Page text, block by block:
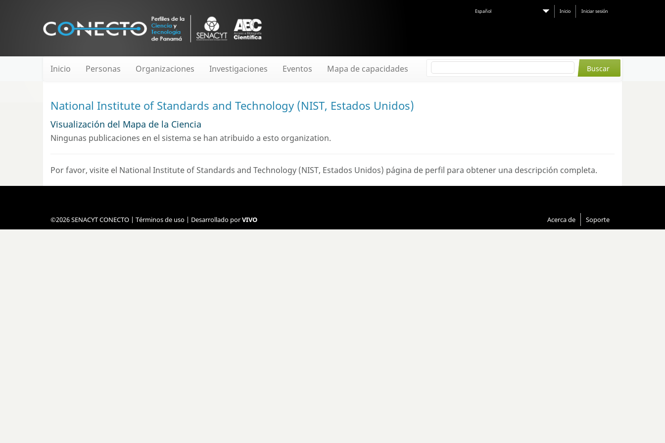
Español Inicio Iniciar sesión
Inicio Personas Organizaciones Investigaciones Eventos Mapa de capacidades
National Institute of Standards and Technology (NIST, Estados Unidos)
Visualización del Mapa de la Ciencia
Ningunas publicaciones en el sistema se han atribuido a esto organization.
Por favor, visite el National Institute of Standards and Technology (NIST, Estados Unidos) página de perfil para obtener una descripción completa.
©2026 SENACYT CONECTO | Términos de uso | Desarrollado porVIVO Acerca de Soporte